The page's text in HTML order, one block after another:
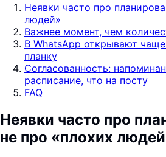
Неявки часто про
людей»
Важнее момент, чем
В WhatsApp открывают
планку
Согласованность:
расписание, что на посту
FAQ
Неявки часто про
не про «плохих